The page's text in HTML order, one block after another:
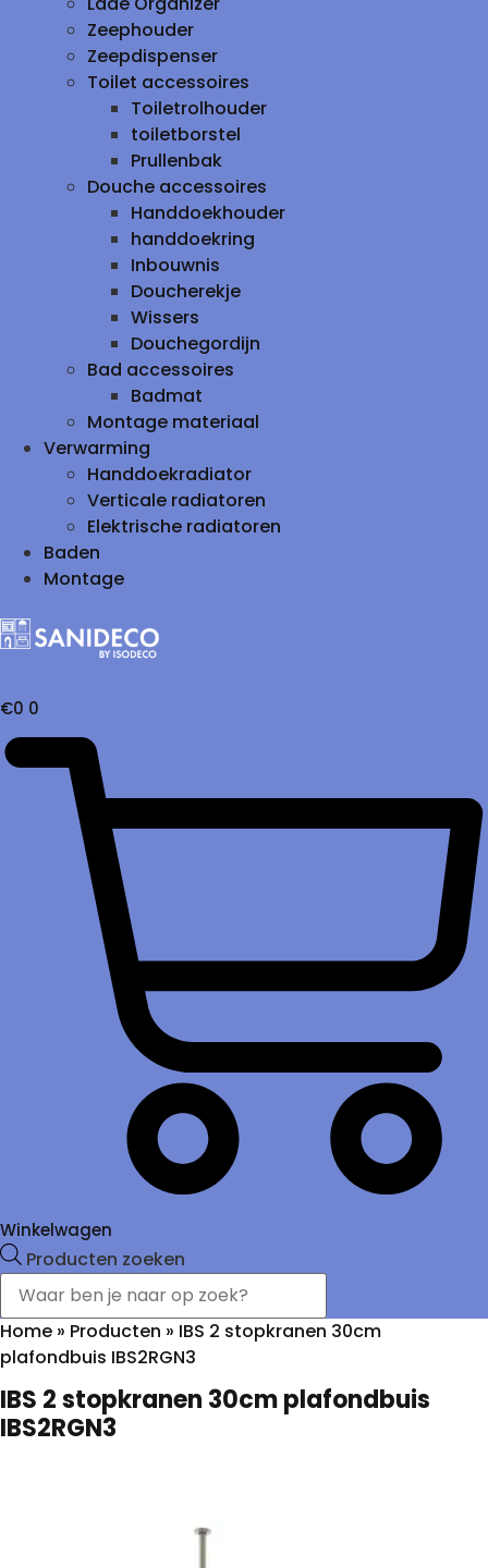
Zeephouder
Zeepdispenser
Toilet accessoires
Toiletrolhouder
toiletborstel
Prullenbak
Douche accessoires
Handdoekhouder
handdoekring
Inbouwnis
Doucherekje
Wissers
Douchegordijn
Bad accessoires
Badmat
Montage materiaal
Verwarming
Handdoekradiator
Verticale radiatoren
Elektrische radiatoren
Baden
Montage
€0 0
Winkelwagen
Producten zoeken
Home » Producten » IBS 2 stopkranen 30cm
plafondbuis IBS2RGN3
IBS 2 stopkranen 30cm plafondbuis
IBS2RGN3